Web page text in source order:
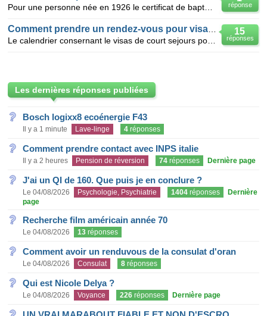
réponse
15
réponses
Les dernières réponses publiées
Bosch logixx8 ecoénergie F43
Il y a 1 minute Lave-linge 4 réponses
Comment prendre contact avec INPS italie
Il y a 2 heures Pension de réversion 74 réponses Dernière page
J'ai un QI de 160. Que puis je en conclure ?
Le 04/08/2026 Psychologie, Psychiatrie 1404 réponses
Dernière
page
Recherche film américain année 70
Le 04/08/2026 13 réponses
Comment avoir un renduvous de la consulat d'oran
Le 04/08/2026 Consulat 8 réponses
Qui est Nicole Delya ?
Le 04/08/2026 Voyance 226 réponses Dernière page